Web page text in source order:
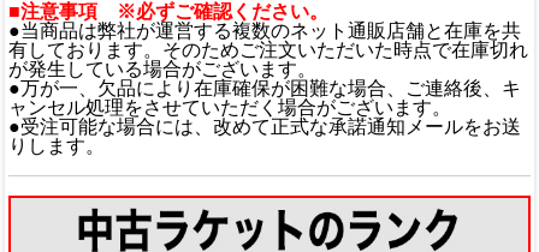
■注意事項 ※必ずご確認ください。
●当商品は弊社が運営する複数のネット通販店舗と在庫を共
有しております。そのためご注文いただいた時点で在庫切れ
が発生している場合がございます。
●万が一、欠品により在庫確保が困難な場合、ご連絡後、キ
ャンセル処理をさせていただく場合がございます。
●受注可能な場合には、改めて正式な承諾通知メールをお送
りします。